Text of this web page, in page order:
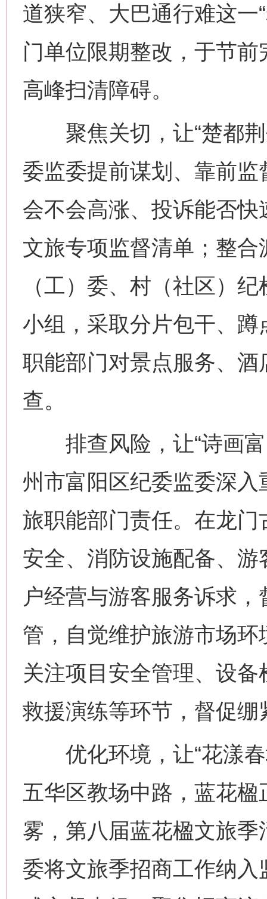
道狭窄、大巴通行难这一
门单位限期整改，于节
高峰扫清障碍。
聚焦关切，让“楚都荆
委监委提前谋划、靠前监
会不会高涨、投诉能否快
文旅专项监督清单；整
（工）委、村（社区）
小组，采取分片包干、
职能部门对景点服务、
查。
排查风险，让“诗画富
州市富阳区纪委监委深
旅职能部门责任。在龙
安全、消防设施配备、
户经营与游客服务诉求
管，自觉维护旅游市场
关注项目安全管理、设
救援演练等环节，督促绷
优化环境，让“花漾春
五华区教场中路，蓝花
雾，第八届蓝花楹文旅
委将文旅季招商工作纳入